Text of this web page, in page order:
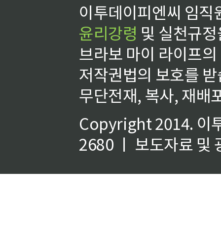
이투데이피엔씨 임
윤리강령 및 실천규
브라보 마이 라이프
저작권법의 보호를
무단전재, 복사, 재배
Copyright 2014. 이
2680 ㅣ 보도자료